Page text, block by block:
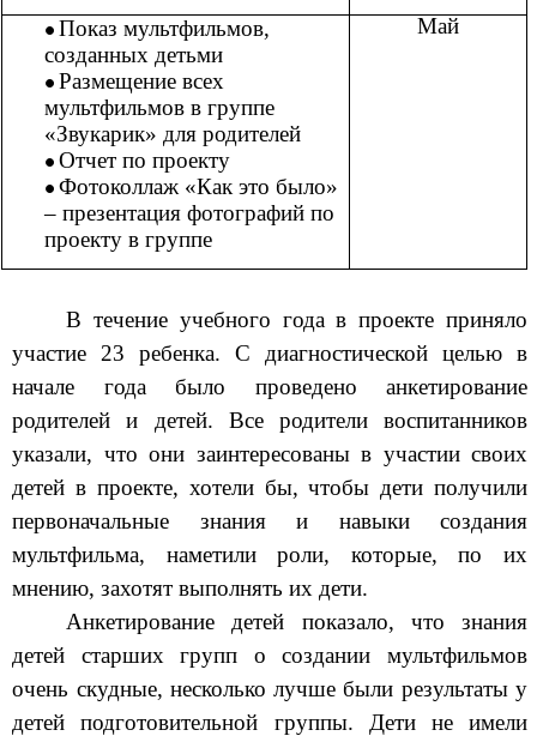
Показ мультфильмов,
созданных детьми
Размещение всех
мультфильмов в группе
«Звукарик» для родителей
Отчет по проекту
Фотоколлаж «Как это было»
– презентация фотографий по
проекту в группе
Май
В течение учебного года в проекте приняло
участие 23 ребенка. С диагностической целью в
начале года было проведено анкетирование
родителей и детей. Все родители воспитанников
указали, что они заинтересованы в участии своих
детей в проекте, хотели бы, чтобы дети получили
первоначальные знания и навыки создания
мультфильма, наметили роли, которые, по их
мнению, захотят выполнять их дети.
Анкетирование детей показало, что знания
детей старших групп о создании мультфильмов
очень скудные, несколько лучше были результаты у
детей подготовительной группы. Дети не имели